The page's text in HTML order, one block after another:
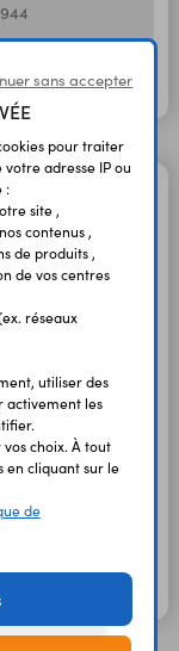
axe 6,3 mm
repère
mm
mm
sans accepter
pour traiter
adresse IP ou
:
site ,
contenus ,
de produits ,
de vos centres
réseaux
utiliser des
activement les
choix. À tout
en cliquant sur le
de